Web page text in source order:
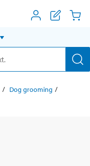
Dog grooming